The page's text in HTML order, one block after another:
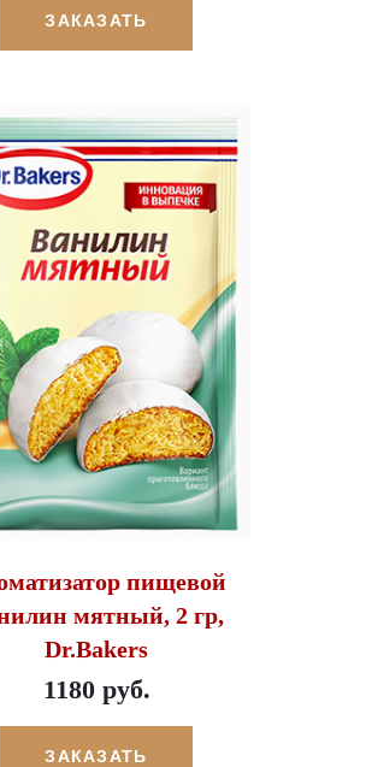
ЗАКАЗАТЬ
пищевой
мятный, 2 гр,
Dr.Bakers
1180 руб.
ЗАКАЗАТЬ